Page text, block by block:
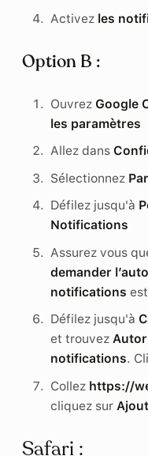
Activez les
Option B :
Ouvrez Google
les paramètres
Allez dans
Sélectionnez
Défilez jusqu'à
Notifications
Assurez vous
demander
notifications
Défilez jusqu'à
et trouvez
notifications.
Collez https://
cliquez sur
Safari :